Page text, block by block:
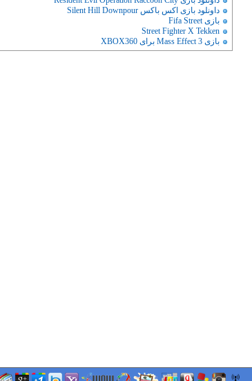
داونلود بازی اکس باکس Silent Hill Downpour
بازی Fifa Street
Street Fighter X Tekken
بازی Mass Effect 3 برای XBOX360